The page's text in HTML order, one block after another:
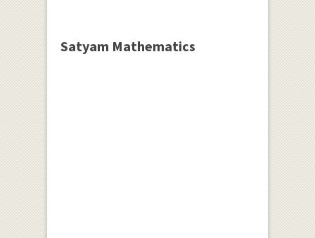
Satyam Mathematics